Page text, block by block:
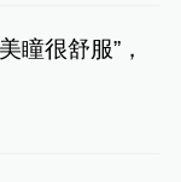
瞳很舒服”，